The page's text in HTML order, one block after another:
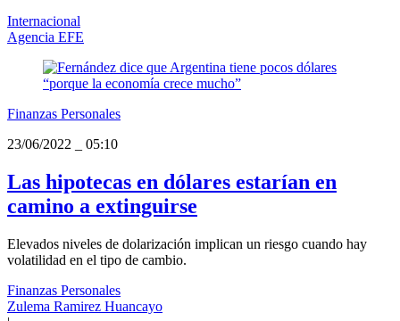
Internacional
Agencia EFE
Finanzas Personales
23/06/2022
05:10
Las hipotecas en dólares estarían en
camino a extinguirse
Elevados niveles de dolarización implican un riesgo cuando hay
volatilidad en el tipo de cambio.
Finanzas Personales
Zulema Ramirez Huancayo